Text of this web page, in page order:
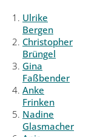
Ulrike
Bergen
Christopher
Brüngel
Gina
Faßbender
Anke
Frinken
Nadine
Glasmacher